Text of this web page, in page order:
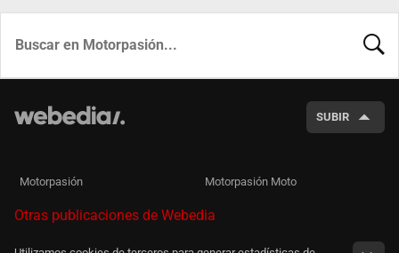
SUBIR
Motorpasión Motorpasión Moto
Otras publicaciones de Webedia